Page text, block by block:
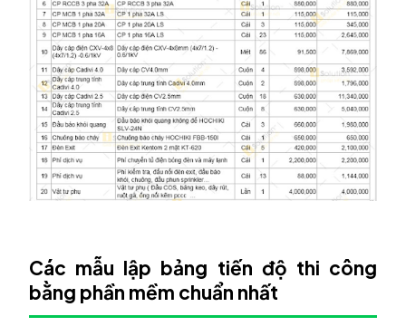
Xác định phương pháp, thiết bị và máy móc
cho các hạng mục công việc.
Lập kế hoạch cung cấp nguyên liệu, nhiên liệu
và máy móc
Điều chỉnh bảng tổng hợp tiến độ sơ bộ.